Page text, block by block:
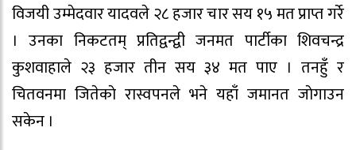
विजयी उम्मेदवार यादवले २८ हजार चार सय १५ मत प्राप्त गर्रे
। उनका निकटतम् प्रतिद्वन्द्वी जनमत पार्टीका शिवचन्द्र
कुशवाहाले २३ हजार तीन सय ३४ मत पाए । तनहुँ र
चितवनमा जितेकाे रास्वपनले भने यहाँ जमानत जाेगाउन
सकेन ।